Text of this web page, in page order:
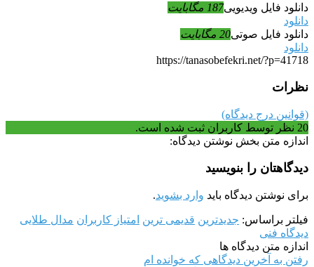
دانلود فایل ویدیویی187 مگابایت
دانلود
دانلود فایل صوتی20 مگابایت
دانلود
https://tanasobefekri.net/?p=41718
نظرات
(قوانین درج دیدگاه)
20 نظر توسط کاربران ثبت شده است.
اندازه متن بخش نوشتن دیدگاه:
دیدگاهتان را بنویسید
برای نوشتن دیدگاه باید وارد بشوید.
فیلتر براساس: جدیدترین قدیمی ترین امتیاز کاربران مدال طلایی
دیدگاه فنی
اندازه متن دیدگاه ها
رفتن به آخرین دیدگاهی که خوانده ام